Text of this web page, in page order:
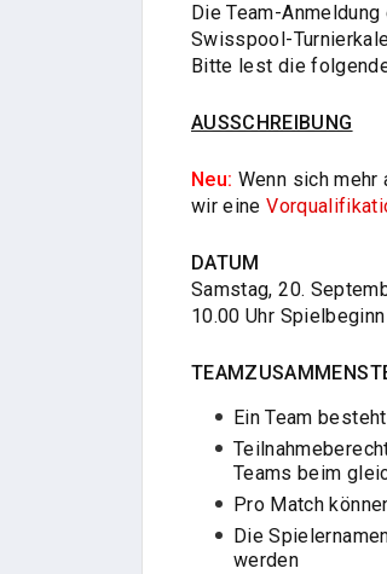
Die Team-
Swisspool-
Bitte lest die
AUSSCHREIBUNG
Neu: Wenn sich mehr
wir eine
DATUM
Samstag, 20.
10.00 Uhr Spielbeginn
Ein Team
Teams beim
Pro Match
Die
werden